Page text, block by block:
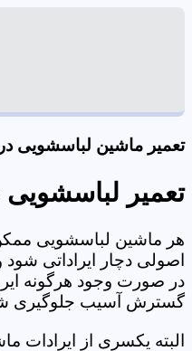
تعمیر ماشین لباسشویی در
تعمیر لباسشویی
هر ماشین لباسشویی
اصولی دچار ایراداتی
در صورت وجود هرگونه
گسترش آسیب جلوگیری
البته یکسری از ایرادات